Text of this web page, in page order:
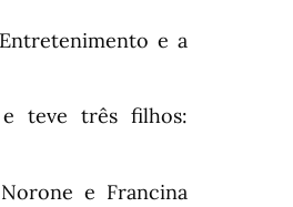
e a
e teve três filhos:
e Francina